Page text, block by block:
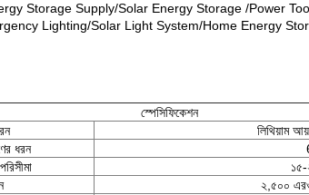
Storage Supply/Solar Energy Storage /Power
Lighting/Solar Light System/Home Energy
স্পেসিফিকেশন
লিথিয়াম
ধরন
১৫-
২,৫০০